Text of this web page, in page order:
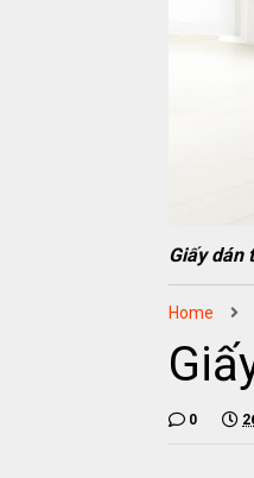
Giấy dán
Home
0